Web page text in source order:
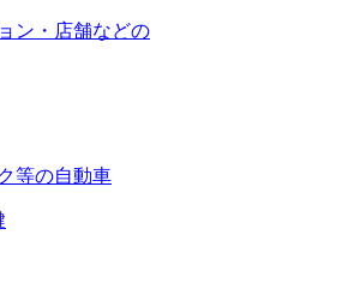
ン・店舗などの
等の自動車